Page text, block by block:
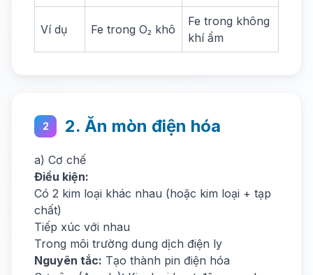
Ví dụ Fe trong O₂ khô
Fe trong không
khí ẩm
2 2. Ăn mòn điện hóa
a) Cơ chế
Điều kiện:
Có 2 kim loại khác nhau (hoặc kim loại + tạp
chất)
Tiếp xúc với nhau
Trong môi trường dung dịch điện ly
Nguyên tắc: Tạo thành pin điện hóa